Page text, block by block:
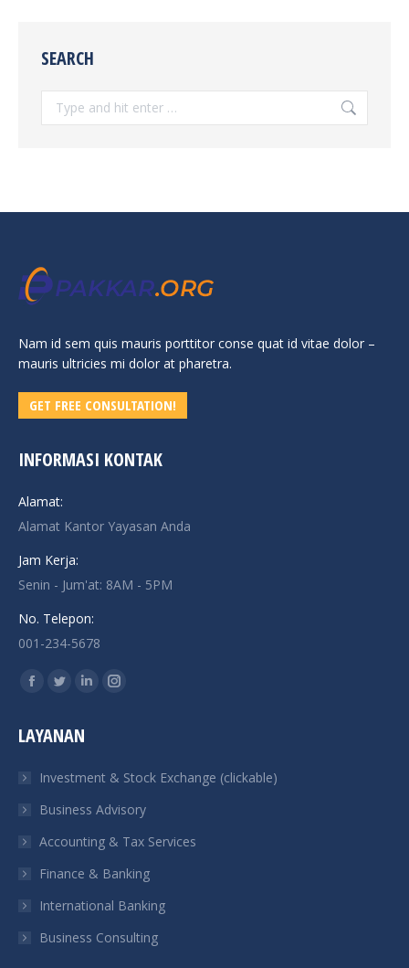
SEARCH
Search:
Nam id sem quis mauris porttitor conse quat id vitae dolor –
mauris ultricies mi dolor at pharetra.
GET FREE CONSULTATION!
INFORMASI KONTAK
Alamat:
Alamat Kantor Yayasan Anda
Jam Kerja:
Senin - Jum'at: 8AM - 5PM
No. Telepon:
001-234-5678
Find us on:
Facebook
opens
new
window
Twitter
opens
new
window
Linkedin
new
window
Instagram
new
window
LAYANAN
Investment & Stock Exchange (clickable)
Business Advisory
Accounting & Tax Services
Finance & Banking
International Banking
Business Consulting